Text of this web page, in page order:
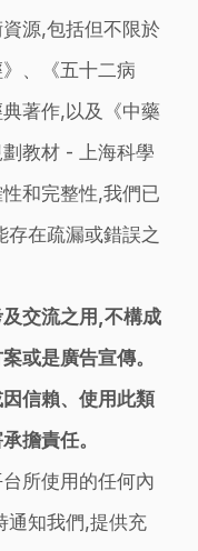
源,包括但不限於
、《五十二病
著作,以及《中藥
教材 - 上海科學
和完整性,我們已
存在疏漏或錯誤之
交流之用,不構成
或是廣告宣傳。
信賴、使用此類
擔責任。
所使用的任何內
通知我們,提供充